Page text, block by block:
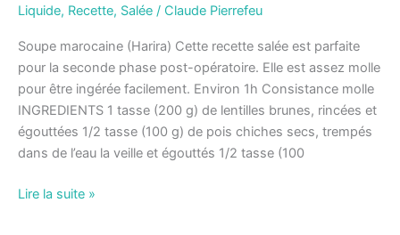
Liquide, Recette, Salée / Claude Pierrefeu
Soupe marocaine (Harira) Cette recette salée est parfaite
pour la seconde phase post-opératoire. Elle est assez molle
pour être ingérée facilement. Environ 1h Consistance molle
INGREDIENTS 1 tasse (200 g) de lentilles brunes, rincées et
égouttées 1/2 tasse (100 g) de pois chiches secs, trempés
dans de l’eau la veille et égouttés 1/2 tasse (100
Lire la suite »